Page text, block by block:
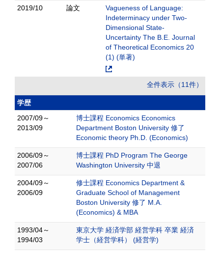
2019/10 論文
Vagueness of Language:
Indeterminacy under Two-
Dimensional State-
Uncertainty The B.E. Journal
of Theoretical Economics 20
(1) (単著)
全件表示（11件）
学歴
2007/09～
2013/09
博士課程 Economics Economics
Department Boston University 修了
Economic theory Ph.D. (Economics)
2006/09～
2007/06
博士課程 PhD Program The George
Washington University 中退
2004/09～
2006/09
修士課程 Economics Department &
Graduate School of Management
Boston University 修了 M.A.
(Economics) & MBA
1993/04～
1994/03
東京大学 経済学部 経営学科 卒業 経済
学士（経営学科） (経営学)